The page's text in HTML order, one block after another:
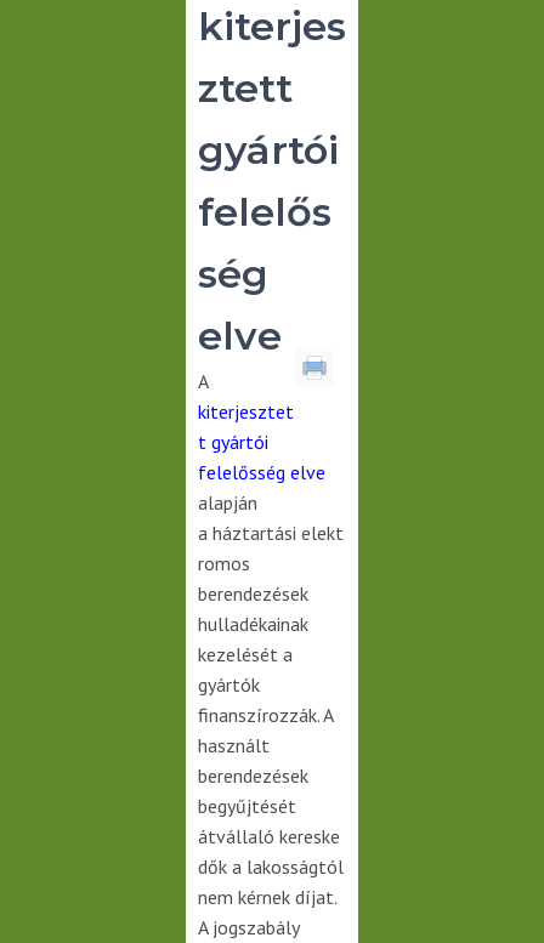
kiterjes
ztett
gyártói
felelős
ség
elve
A
kiterjesztet
t gyártói
felelősség elve
alapján
a háztartási elekt
romos
berendezések
hulladékainak
kezelését a
gyártók
finanszírozzák. A
használt
berendezések
begyűjtését
átvállaló kereske
dők a lakosságtól
nem kérnek díjat.
A jogszabály